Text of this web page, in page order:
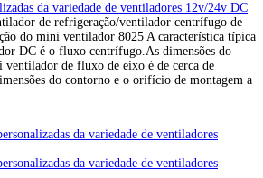
da variedade de ventiladores 12v/24v DC
de refrigeração/ventilador centrífugo de
do mini ventilador 8025 A característica típica
DC é o fluxo centrífugo.As dimensões do
ventilador de fluxo de eixo é de cerca de
do contorno e o orifício de montagem a
da variedade de ventiladores
da variedade de ventiladores